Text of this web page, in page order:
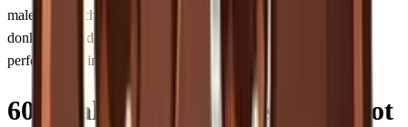
malen. Met lichtgebrande bonen krijg je meer output dan met
donkergebrande. Reken op wat experimenteren voordat je de
perfecte dosering te pakken hebt.
60 maalstanden: van espresso tot